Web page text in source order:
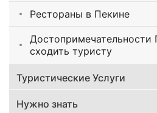
Рестораны в Пекине
Достопримечательности
сходить туристу
Туристические Услуги
Нужно знать